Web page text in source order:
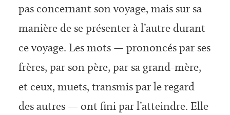
pas concernant son voyage, mais sur sa
manière de se présenter à l’autre durant
ce voyage. Les mots — prononcés par ses
frères, par son père, par sa grand-mère,
et ceux, muets, transmis par le regard
des autres — ont fini par l’atteindre. Elle